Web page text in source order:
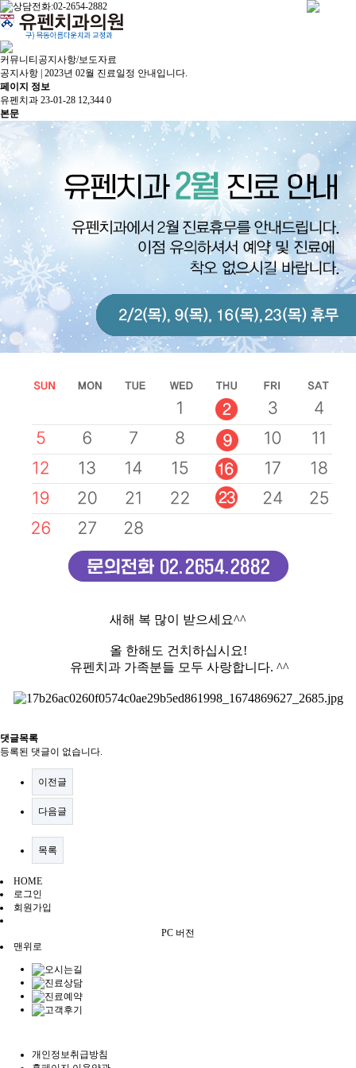
커뮤니티공지사항/보도자료
공지사항 | 2023년 02월 진료일정 안내입니다.
페이지 정보
유펜치과 23-01-28 12,344 0
본문
새해 복 많이 받으세요^^
올 한해도 건치하십시요!
유펜치과 가족분들 모두 사랑합니다. ^^
댓글목록
등록된 댓글이 없습니다.
이전글
다음글
목록
HOME
로그인
회원가입
PC 버전
맨위로
개인정보취급방침